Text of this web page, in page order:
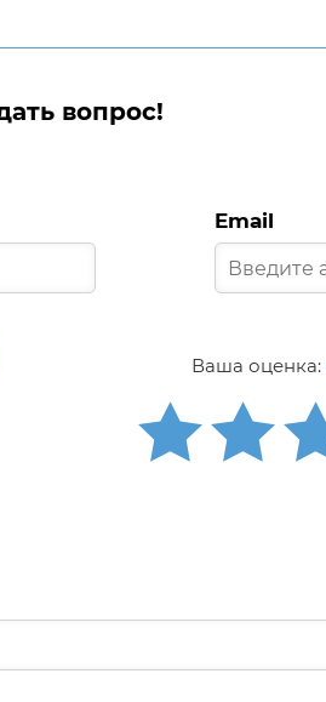
вопрос!
Email
Ваша оценка: